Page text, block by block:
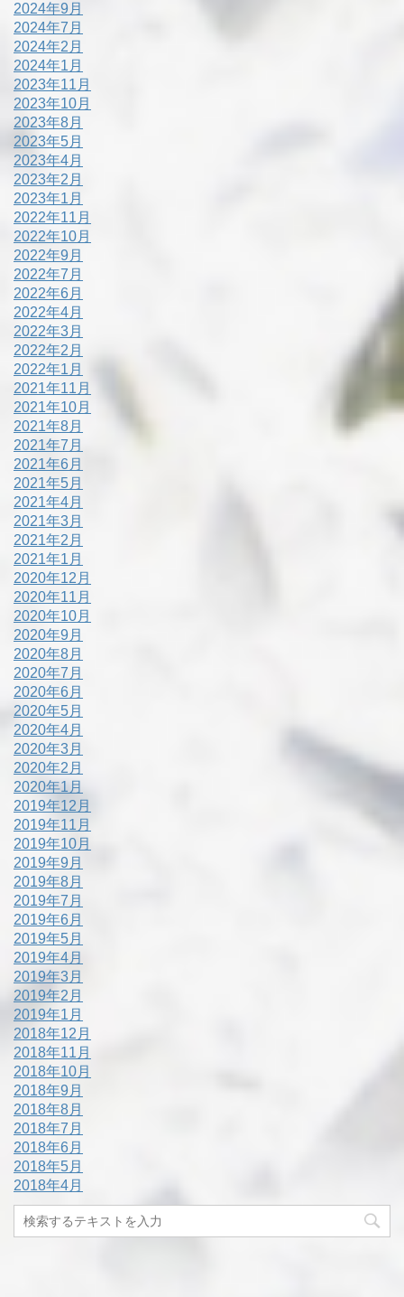
2024年9月
2024年7月
2024年2月
2024年1月
2023年11月
2023年10月
2023年8月
2023年5月
2023年4月
2023年2月
2023年1月
2022年11月
2022年10月
2022年9月
2022年7月
2022年6月
2022年4月
2022年3月
2022年2月
2022年1月
2021年11月
2021年10月
2021年8月
2021年7月
2021年6月
2021年5月
2021年4月
2021年3月
2021年2月
2021年1月
2020年12月
2020年11月
2020年10月
2020年9月
2020年8月
2020年7月
2020年6月
2020年5月
2020年4月
2020年3月
2020年2月
2020年1月
2019年12月
2019年11月
2019年10月
2019年9月
2019年8月
2019年7月
2019年6月
2019年5月
2019年4月
2019年3月
2019年2月
2019年1月
2018年12月
2018年11月
2018年10月
2018年9月
2018年8月
2018年7月
2018年6月
2018年5月
2018年4月